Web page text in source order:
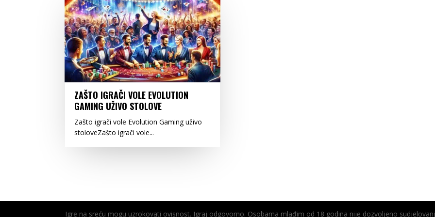
ZAŠTO IGRAČI VOLE EVOLUTION
GAMING UŽIVO STOLOVE
Zašto igrači vole Evolution Gaming uživo
stoloveZašto igrači vole...
Igre na sreću mogu uzrokovati ovisnost. Igraj odgovorno. Osobama mlađim od 18 godina nije dozvoljeno